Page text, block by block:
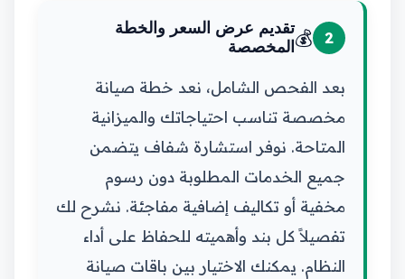
2
💰تقديم عرض السعر والخطة
المخصصة
بعد الفحص الشامل، نعد خطة صيانة
مخصصة تناسب احتياجاتك والميزانية
المتاحة. نوفر استشارة شفاف يتضمن
جميع الخدمات المطلوبة دون رسوم
مخفية أو تكاليف إضافية مفاجئة. نشرح لك
تفصيلاً كل بند وأهميته للحفاظ على أداء
النظام. يمكنك الاختيار بين باقات صيانة